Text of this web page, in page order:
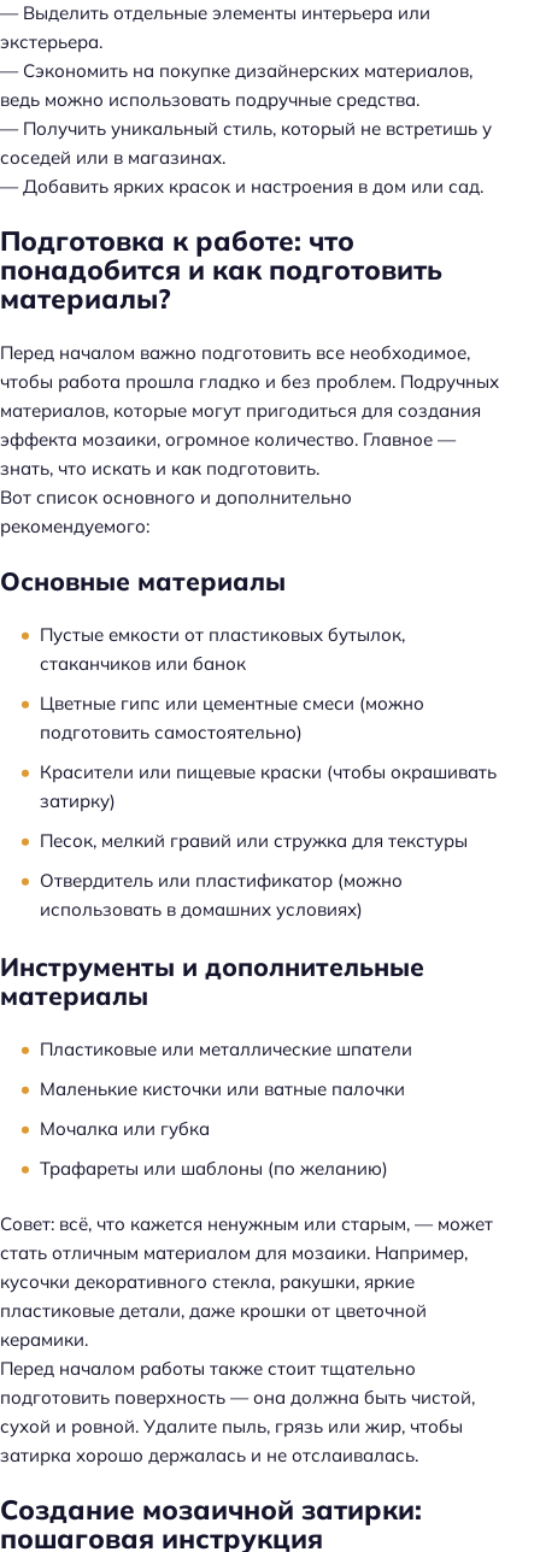
— Выделить отдельные элементы интерьера или
экстерьера.
— Сэкономить на покупке дизайнерских материалов,
ведь можно использовать подручные средства.
— Получить уникальный стиль, который не встретишь у
соседей или в магазинах.
— Добавить ярких красок и настроения в дом или сад.
Подготовка к работе: что
понадобится и как подготовить
материалы?
Перед началом важно подготовить все необходимое,
чтобы работа прошла гладко и без проблем. Подручных
материалов, которые могут пригодиться для создания
эффекта мозаики, огромное количество. Главное —
знать, что искать и как подготовить.
Вот список основного и дополнительно
рекомендуемого:
Основные материалы
Пустые емкости от пластиковых бутылок,
стаканчиков или банок
Цветные гипс или цементные смеси (можно
подготовить самостоятельно)
Красители или пищевые краски (чтобы окрашивать
затирку)
Песок, мелкий гравий или стружка для текстуры
Отвердитель или пластификатор (можно
использовать в домашних условиях)
Инструменты и дополнительные
материалы
Пластиковые или металлические шпатели
Маленькие кисточки или ватные палочки
Мочалка или губка
Трафареты или шаблоны (по желанию)
Совет: всё, что кажется ненужным или старым, — может
стать отличным материалом для мозаики. Например,
кусочки декоративного стекла, ракушки, яркие
пластиковые детали, даже крошки от цветочной
керамики.
Перед началом работы также стоит тщательно
подготовить поверхность — она должна быть чистой,
сухой и ровной. Удалите пыль, грязь или жир, чтобы
затирка хорошо держалась и не отслаивалась.
Создание мозаичной затирки:
пошаговая инструкция